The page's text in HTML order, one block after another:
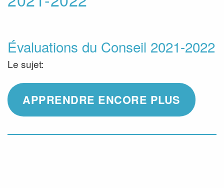
Évaluations du Conseil 2021-2022
Le sujet:
APPRENDRE ENCORE PLUS